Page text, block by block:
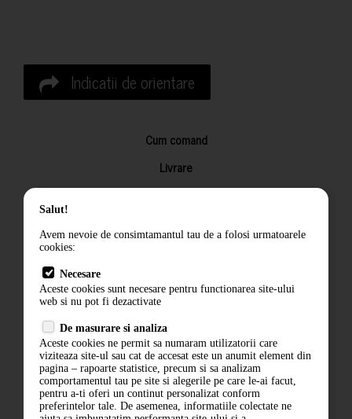
Indicatii de orientare
Cum comand
Livrare
Returnarea produselor
Termeni si conditii
Politica de confidentialitate
ANPC
Salut!
Avem nevoie de consimtamantul tau de a folosi urmatoarele
cookies:
Necesare
Aceste cookies sunt necesare pentru functionarea site-ului
web si nu pot fi dezactivate
De masurare si analiza
Aceste cookies ne permit sa numaram utilizatorii care
viziteaza site-ul sau cat de accesat este un anumit element din
pagina – rapoarte statistice, precum si sa analizam
comportamentul tau pe site si alegerile pe care le-ai facut,
pentru a-ti oferi un continut personalizat conform
preferintelor tale. De asemenea, informatiile colectate ne